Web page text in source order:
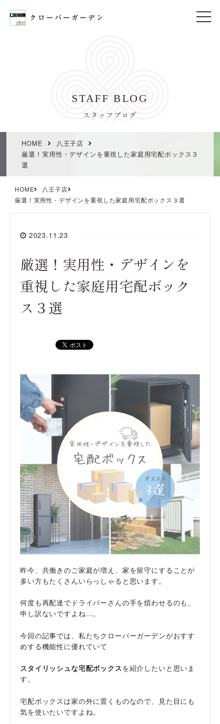
t
STAFF BLOG
スタッフブログ
HOME
八王子店
厳選！実用性・デザインを重視した家庭用宅配ボックス３
選
HOME
八王子店
厳選！実用性・デザインを重視した家庭用宅配ボックス３選
2023.11.23
厳選！実用性・デザインを
重視した家庭用宅配ボック
ス３選
昨今、共働きのご家庭が増え、家を留守にすることが
多い方もたくさんいらっしゃると思います。
何度も再配達でドライバーさんの手を煩わせるのも、
申し訳ないですよね…。
今回の記事では、私たちクローバーガーデンがおすす
めする機能性に優れていて
スタイリッシュな宅配ボックスを紹介したいと思いま
す。
宅配ボックスは家の外に置くものなので、見た目にも
気を使いたいですよね。